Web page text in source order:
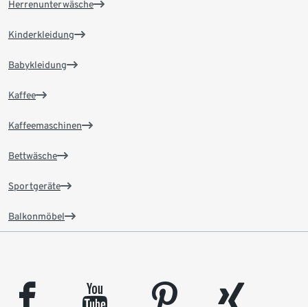
Herrenunterwäsche
Kinderkleidung
Babykleidung
Kaffee
Kaffeemaschinen
Bettwäsche
Sportgeräte
Balkonmöbel
facebook youtube pinterest
xing